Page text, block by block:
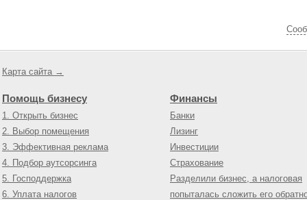
Карта сайта →
Помощь бизнесу
1. Открыть бизнес
2. Выбор помещения
3. Эффективная реклама
4. Подбор аутсорсинга
5. Господдержка
6. Уплата налогов
Финансы
Банки
Лизинг
Инвестиции
Страхование
Разделили бизнес, а налоговая
попыталась сложить его